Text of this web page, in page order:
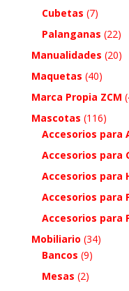
Cubetas (7)
Palanganas (22)
Manualidades (20)
Maquetas (40)
Marca Propia ZCM
Mascotas (116)
Accesorios para
Accesorios para
Accesorios para
Accesorios para
Accesorios para
Mobiliario (34)
Bancos (9)
Mesas (2)